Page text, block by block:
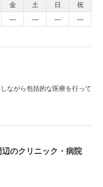
金 土 日
祝
― ― ― ―
ながら包括的な医療を行って
辺のクリニック・病院